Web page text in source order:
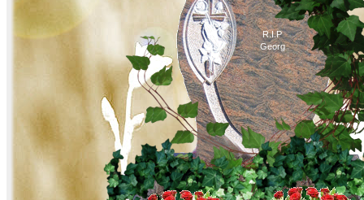
R.I.P
Georg